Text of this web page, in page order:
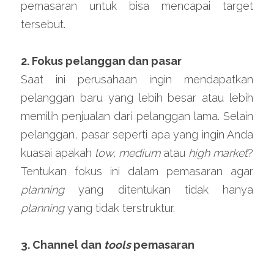
pemasaran untuk bisa mencapai target
tersebut.
2. Fokus pelanggan dan pasar
Saat ini perusahaan ingin mendapatkan
pelanggan baru yang lebih besar atau lebih
memilih penjualan dari pelanggan lama. Selain
pelanggan, pasar seperti apa yang ingin Anda
kuasai apakah low, medium atau high market?
planning
planning yang tidak terstruktur.
3. Channel dan tools pemasaran